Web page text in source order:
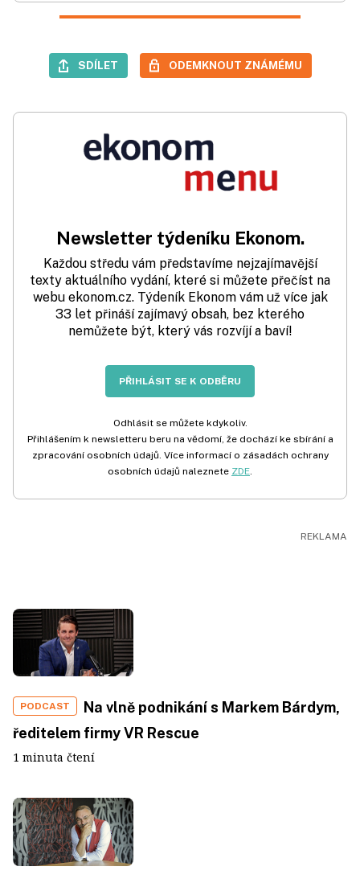
SDÍLET ODEMKNOUT ZNÁMÉMU
Newsletter týdeníku Ekonom.
Každou středu vám představíme nejzajímavější
texty aktuálního vydání, které si můžete přečíst na
webu ekonom.cz. Týdeník Ekonom vám už více jak
33 let přináší zajímavý obsah, bez kterého
nemůžete být, který vás rozvíjí a baví!
PŘIHLÁSIT SE K ODBĚRU
Odhlásit se můžete kdykoliv.
Přihlášením k newsletteru beru na vědomí, že dochází ke sbírání a
zpracování osobních údajů. Více informací o zásadách ochrany
osobních údajů naleznete ZDE
PODCAST
Na vlně podnikání s Markem Bárdym,
ředitelem firmy VR Rescue
1 minuta čtení